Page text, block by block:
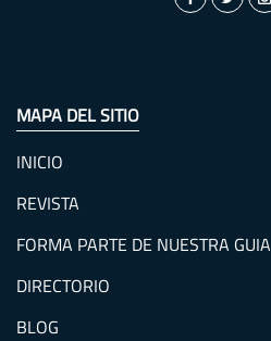
MAPA DEL SITIO
INICIO
REVISTA
FORMA PARTE DE NUESTRA GUIA
DIRECTORIO
BLOG